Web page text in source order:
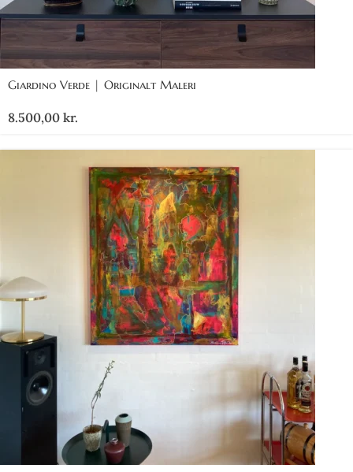
Giardino Verde | Originalt Maleri
8.500,00 kr.